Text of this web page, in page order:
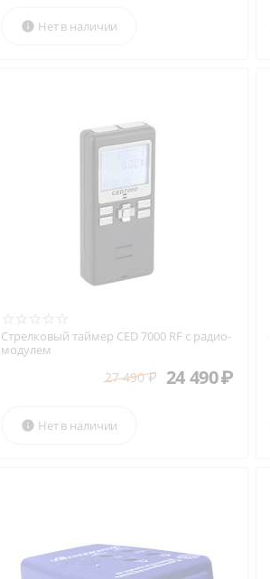
Нет в наличии

Стрелковый таймер CED 7000 RF с радио-
модулем
27 490 ₽ 24 490₽
Нет в наличии
